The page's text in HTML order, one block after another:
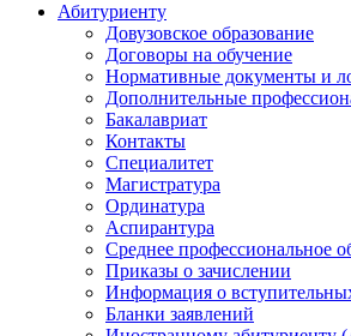
Абитуриенту
Довузовское образование
Договоры на обучение
Нормативные документы и
Дополнительные
Бакалавриат
Контакты
Специалитет
Магистратура
Ординатура
Аспирантура
Среднее профессиональное
Приказы о зачислении
Информация о
Бланки заявлений